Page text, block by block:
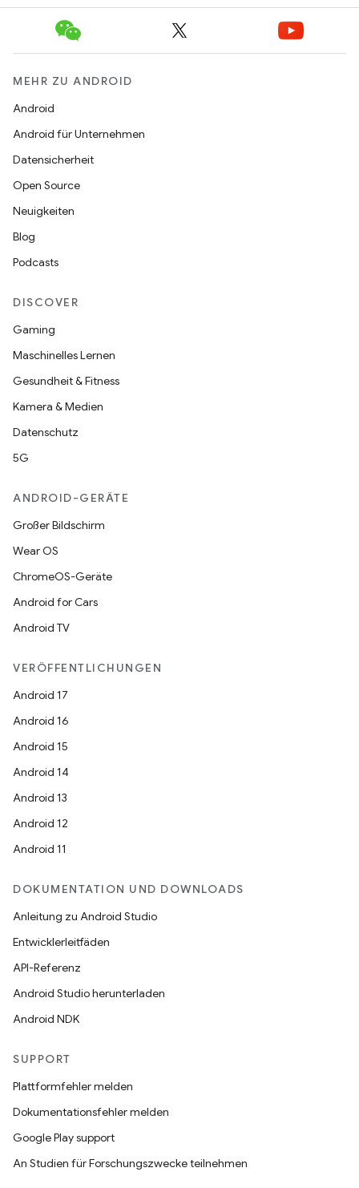
MEHR ZU ANDROID
Android
Android für Unternehmen
Datensicherheit
Open Source
Neuigkeiten
Blog
Podcasts
DISCOVER
Gaming
Maschinelles Lernen
Gesundheit & Fitness
Kamera & Medien
Datenschutz
5G
ANDROID-GERÄTE
Großer Bildschirm
Wear OS
ChromeOS-Geräte
Android for Cars
Android TV
VERÖFFENTLICHUNGEN
Android 17
Android 16
Android 15
Android 14
Android 13
Android 12
Android 11
DOKUMENTATION UND DOWNLOADS
Anleitung zu Android Studio
Entwicklerleitfäden
API-Referenz
Android Studio herunterladen
Android NDK
SUPPORT
Plattformfehler melden
Dokumentationsfehler melden
Google Play support
An Studien für Forschungszwecke teilnehmen